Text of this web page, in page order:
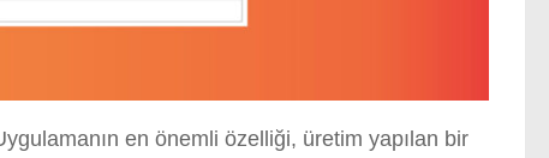
en önemli özelliği, üretim yapılan bir